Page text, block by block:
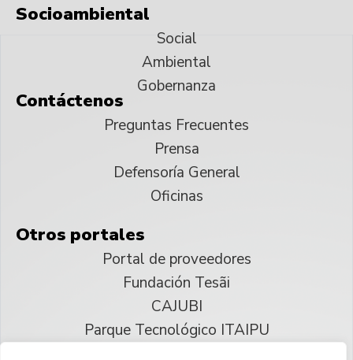
Socioambiental
Social
Ambiental
Gobernanza
Contáctenos
Preguntas Frecuentes
Prensa
Defensoría General
Oficinas
Otros portales
Portal de proveedores
Fundación Tesãi
CAJUBI
Parque Tecnológico ITAIPU